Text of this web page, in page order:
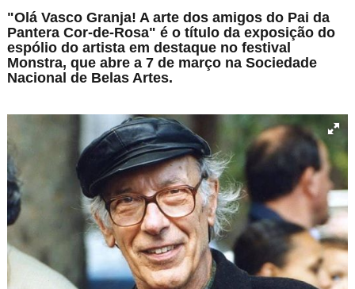
"Olá Vasco Granja! A arte dos amigos do Pai da
Pantera Cor-de-Rosa" é o título da exposição do
espólio do artista em destaque no festival
Monstra, que abre a 7 de março na Sociedade
Nacional de Belas Artes.